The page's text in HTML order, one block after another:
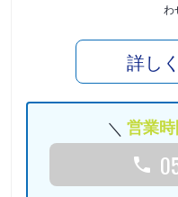
わ
詳し
営業